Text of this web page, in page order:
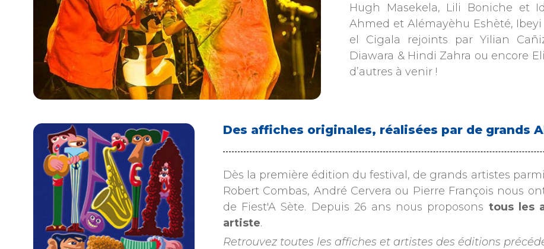
Hugh Masekela, Lili Boniche et
Ahmed et Alémayèhu Eshèté,
el Cigala rejoints par Yilian
Diawara & Hindi Zahra ou encore
d’autres à venir !
Des affiches originales, réalisées par de grands
Dès la première édition du festival, de grands artistes
Robert Combas, André Cervera ou Pierre François nous
de Fiest'A Sète. Depuis 26 ans nous proposons tous les
artiste.
Retrouvez toutes les affiches et artistes des éditions